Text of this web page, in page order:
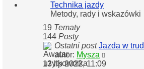
Technika jazdy
Metody, rady i wskazówki
19 Tematy
144 Posty
Ostatni post Jazda w
autor: Mysza
najnowszy
13 lip 2022, 11:09